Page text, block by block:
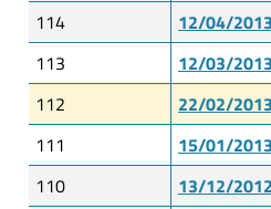
114
12/04/2013
113
12/03/2013
112
22/02/2013
111
15/01/2013
110
13/12/2012